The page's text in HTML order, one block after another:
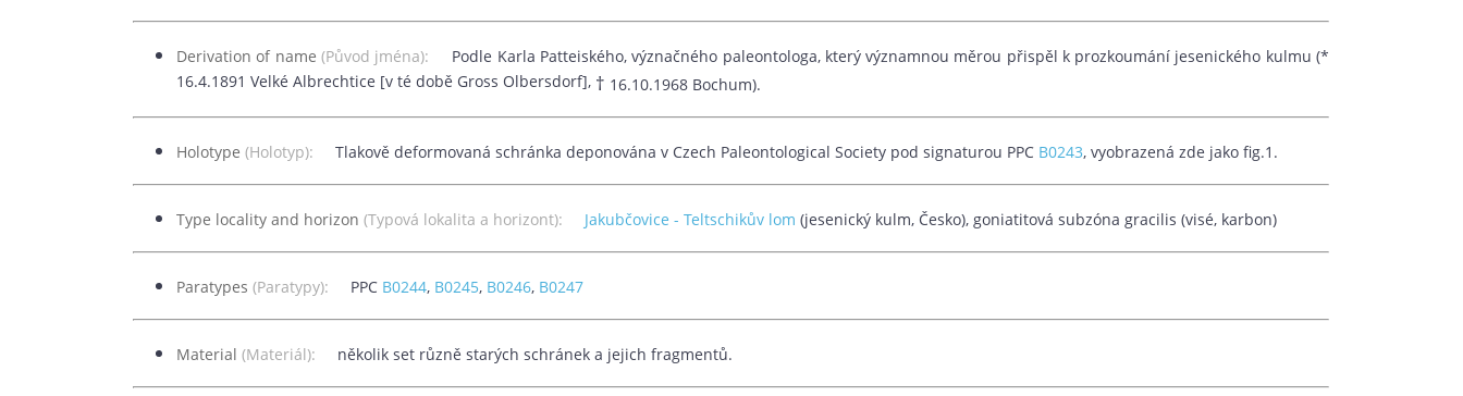
Derivation of name (Původ jména): Podle Karla Patteiského, význačného paleontologa, který významnou měrou přispěl k prozkoumání jesenického kulmu (*
16.4.1891 Velké Albrechtice [v té době Gross Olbersdorf], † 16.10.1968 Bochum).
Holotype (Holotyp): Tlakově deformovaná schránka deponována v Czech Paleontological Society pod signaturou PPC B0243, vyobrazená zde jako fig.1.
Type locality and horizon (Typová lokalita a horizont): Jakubčovice - Teltschikův lom (jesenický kulm, Česko), goniatitová subzóna gracilis (visé, karbon)
Paratypes (Paratypy): PPC B0244, B0245, B0246, B0247
Material (Materiál): několik set různě starých schránek a jejich fragmentů.